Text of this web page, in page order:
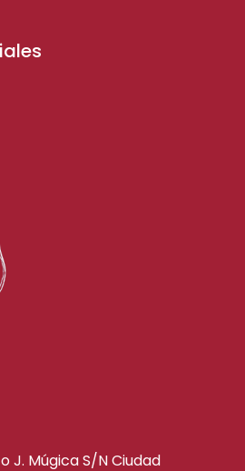
J. Múgica S/N Ciudad